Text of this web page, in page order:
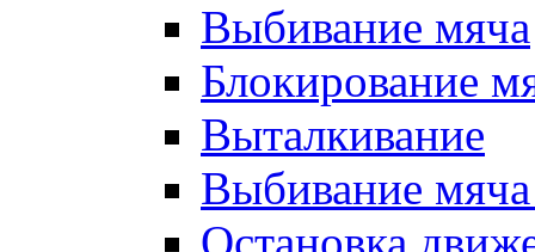
Выбивание мяча
Блокирование
Выталкивание
Выбивание